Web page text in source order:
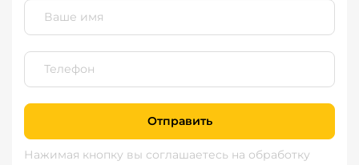
Отправить
Нажимая кнопку вы соглашаетесь на обработку